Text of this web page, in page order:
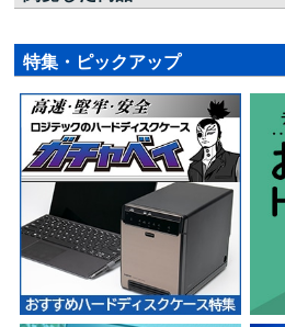
特集・ピックアップ